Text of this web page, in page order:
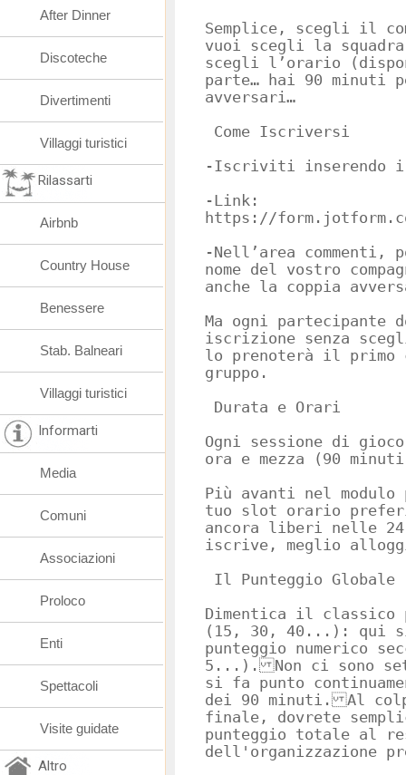
Semplice, scegli il
vuoi scegli la
scegli l’orario
parte… hai 90 minuti
avversari…
Come Iscriversi
-Iscriviti inserendo
-Link:
https://
-Nell’area commenti,
nome del vostro
anche la coppia
Ma ogni partecipante
iscrizione senza
lo prenoterà il
gruppo.
Durata e Orari
Ogni sessione di
ora e mezza (90
Più avanti nel
tuo slot orario
ancora liberi nelle
iscrive, meglio
Il Punteggio
Dimentica il classico
(15, 30, 40...): qui
punteggio numerico
5...). Non ci sono
si fa punto
dei 90 minuti. Al
finale, dovrete
punteggio totale al
dell'organizzazione
After Dinner
Discoteche
Divertimenti
Villaggi turistici
Rilassarti
Airbnb
Country House
Benessere
Stab. Balneari
Villaggi turistici
Informarti
Media
Comuni
Associazioni
Proloco
Enti
Spettacoli
Visite guidate
Altro